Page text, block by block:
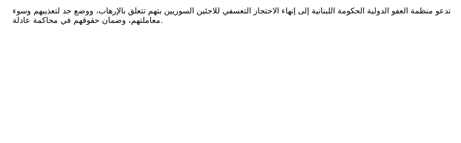
تدعو منظمة العفو الدولية الحكومة اللبنانية إلى إنهاء الاحتجاز التعسفي للاجئين السوريين بتهم تتعلق بالإرهاب، ووضع حد لتعذيبهم وسوء
معاملتهم، وضمان حقوقهم في محاكمة عادلة.